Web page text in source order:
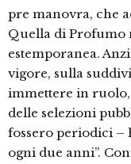
pre manovra, che
Quella di Profumo
estemporanea.
vigore, sulla
immettere in
delle selezioni
fossero periodici –
ogni due anni”.